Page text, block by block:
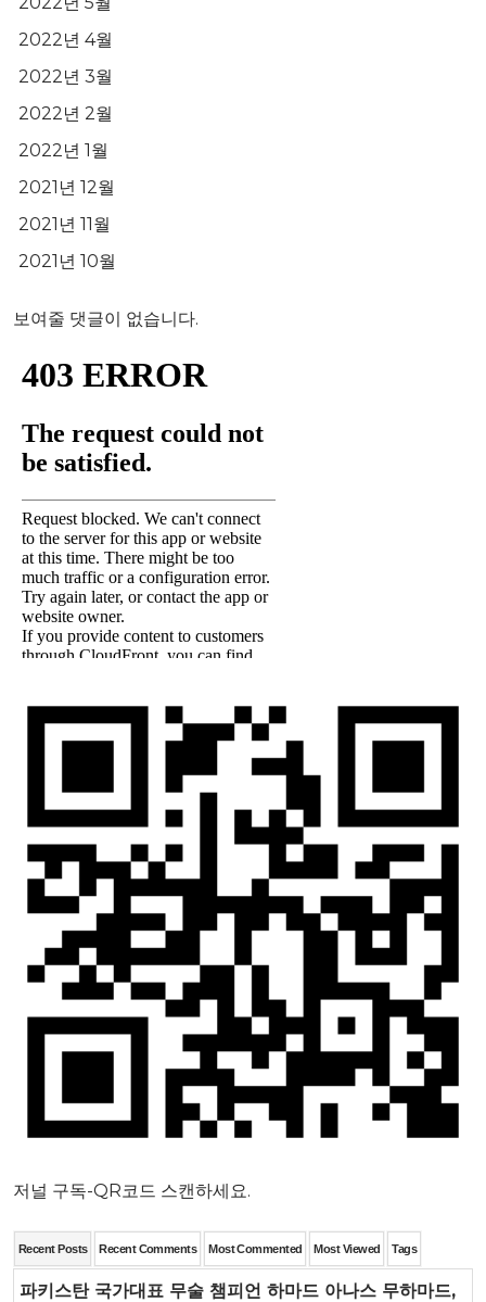
2022년 4월
2022년 3월
2022년 2월
2022년 1월
2021년 12월
2021년 11월
2021년 10월
보여줄 댓글이 없습니다.
저널 구독-QR코드 스캔하세요.
Recent Posts Recent Comments Most Commented Most Viewed Tags
파키스탄 국가대표 무술 챔피언 하마드 아나스 무하마드,